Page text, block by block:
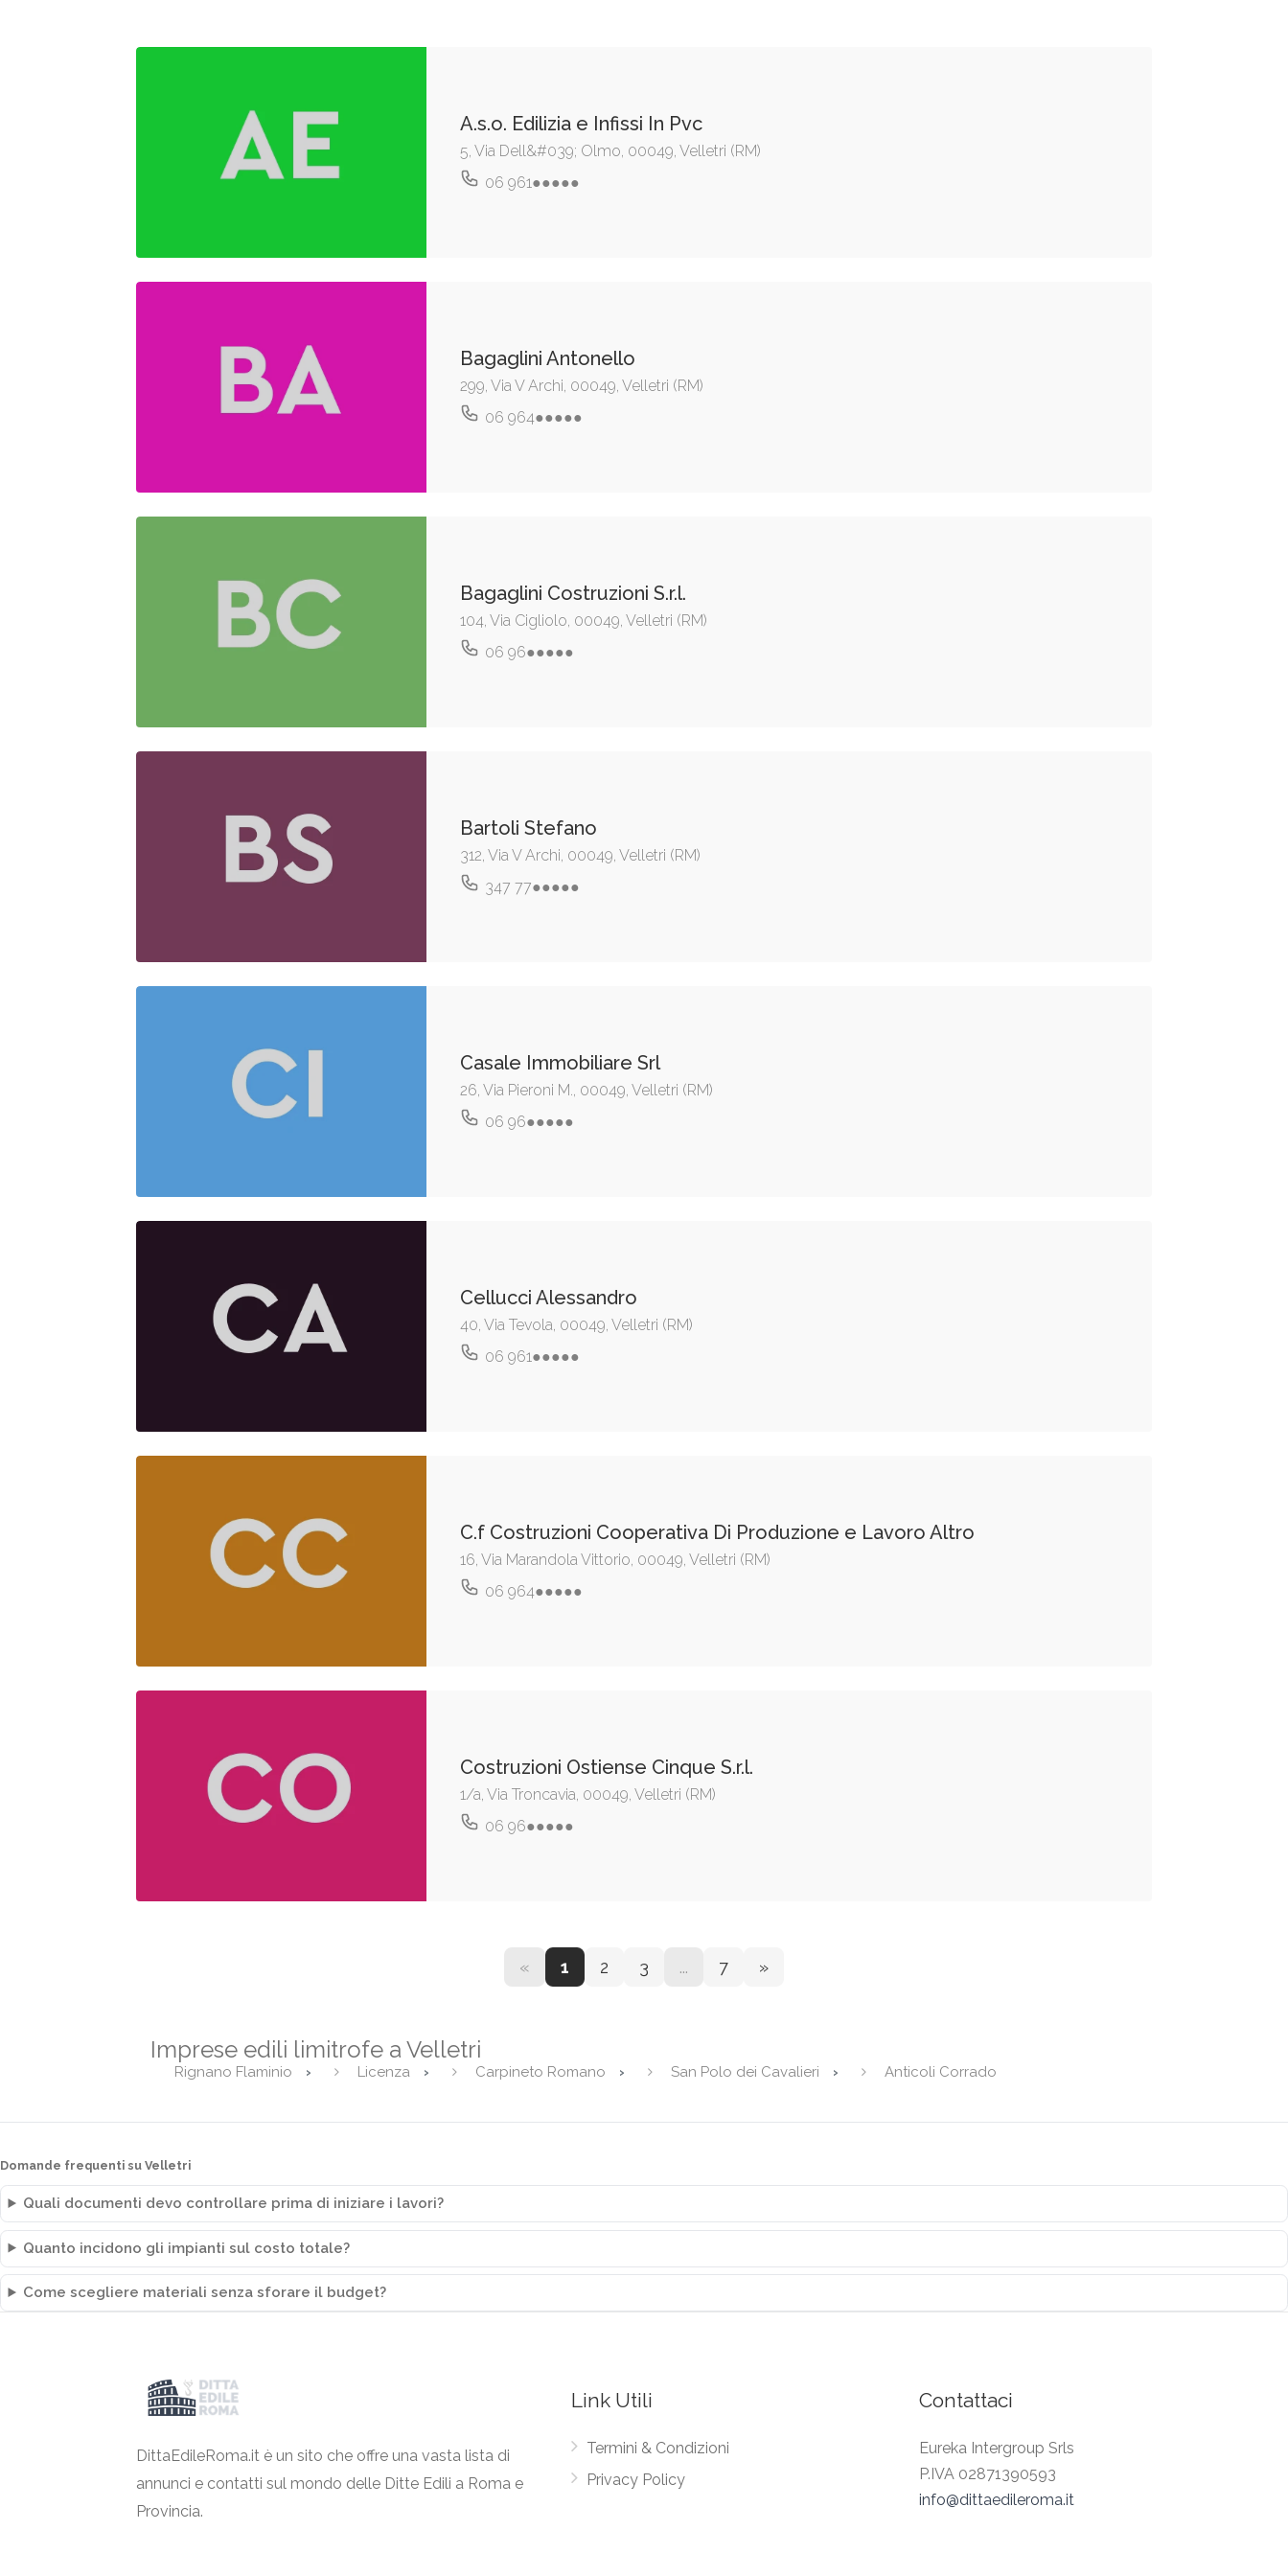
A.s.o. Edilizia e Infissi In Pvc
5, Via Dell&#039; Olmo, 00049, Velletri (RM)
06 961●●●●●
Bagaglini Antonello
299, Via V Archi, 00049, Velletri (RM)
06 964●●●●●
Bagaglini Costruzioni S.r.l.
104, Via Cigliolo, 00049, Velletri (RM)
06 96●●●●●
Bartoli Stefano
312, Via V Archi, 00049, Velletri (RM)
347 77●●●●●
Casale Immobiliare Srl
26, Via Pieroni M., 00049, Velletri (RM)
06 96●●●●●
Cellucci Alessandro
40, Via Tevola, 00049, Velletri (RM)
06 961●●●●●
C.f Costruzioni Cooperativa Di Produzione e Lavoro Altro
16, Via Marandola Vittorio, 00049, Velletri (RM)
06 964●●●●●
Costruzioni Ostiense Cinque S.r.l.
1/a, Via Troncavia, 00049, Velletri (RM)
06 96●●●●●
« 1 2 3 ... 7 »
Imprese edili limitrofe a Velletri
Rignano Flaminio Licenza Carpineto Romano San Polo dei Cavalieri Anticoli Corrado
Domande frequenti su Velletri
Quali documenti devo controllare prima di iniziare i lavori?
Quanto incidono gli impianti sul costo totale?
Come scegliere materiali senza sforare il budget?
DittaEdileRoma.it è un sito che offre una vasta lista di
annunci e contatti sul mondo delle Ditte Edili a Roma e
Provincia.
Link Utili
Termini & Condizioni
Privacy Policy
Contattaci
Eureka Intergroup Srls
P.IVA 02871390593
info@dittaedileroma.it